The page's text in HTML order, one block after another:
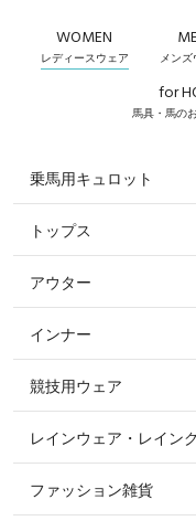
WOMEN
レディースウェア メンズ
for
馬具・馬の
乗馬用キュロット
すべてのキュロット
フルグリップ・尻革
ニーグリップ・膝革
トップス
すべてのトップス
ポロシャツ
カットソー・Tシャ
パーカー・トレーナ
アウター
すべてのアウター
コート
ジャケット・ブルゾ
インナー
競技用ウェア
すべての競技用ウェ
ショージャケット
レインウェア・レイン
ファッション雑貨